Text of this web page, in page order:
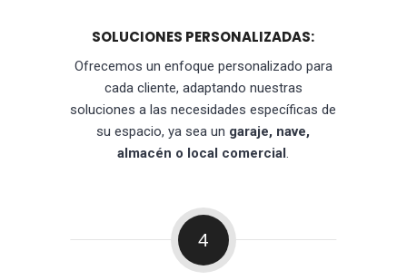
SOLUCIONES PERSONALIZADAS:
Ofrecemos un enfoque personalizado para
cada cliente, adaptando nuestras
soluciones a las necesidades específicas de
su espacio, ya sea un garaje, nave,
almacén o local comercial.
4